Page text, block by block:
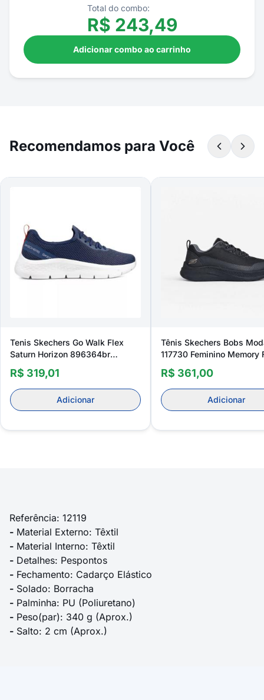
Total do combo:
R$ 243,49
Adicionar combo ao carrinho
Recomendamos para Você
Tenis Skechers Go Walk Flex
Saturn Horizon 896364br
Feminino
R$ 319,01
Adicionar
Tênis Skechers Bobs
117730 Feminino Memory
R$ 361,00
Adicionar
Referência: 12119
- Material Externo: Têxtil
- Material Interno: Têxtil
- Detalhes: Pespontos
- Fechamento: Cadarço Elástico
- Solado: Borracha
- Palminha: PU (Poliuretano)
- Peso(par): 340 g (Aprox.)
- Salto: 2 cm (Aprox.)